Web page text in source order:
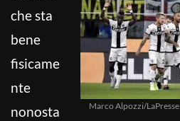
Marco Alpozzi/LaPresse
che sta
bene
fisicame
nte
nonosta